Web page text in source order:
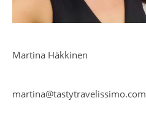
Martina Häkkinen
martina@tastytravelissimo.com